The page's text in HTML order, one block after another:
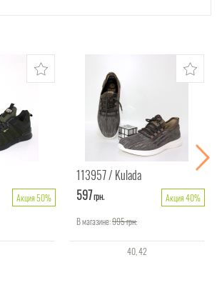
Акция 50%
113957 Kulada
597грн.
Акция 40%
В магазине:995грн.
40 42